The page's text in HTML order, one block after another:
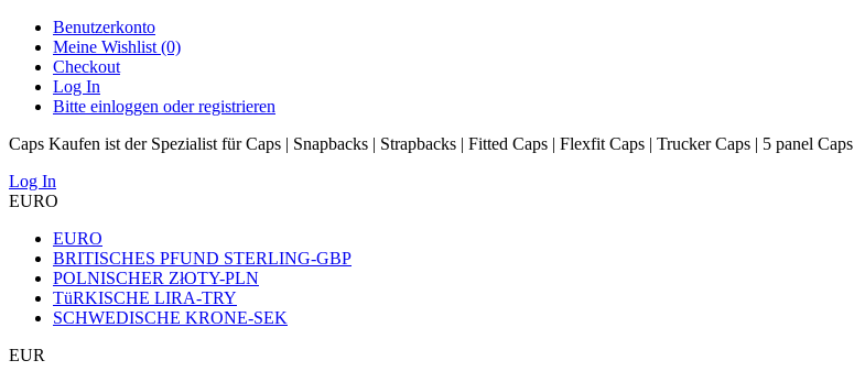
Benutzerkonto
Meine Wishlist (0)
Checkout
Log In
Bitte einloggen oder registrieren
Caps Kaufen ist der Spezialist für Caps | Snapbacks | Strapbacks | Fitted Caps | Flexfit Caps | Trucker Caps | 5 panel Caps
Log In
EURO
EURO
BRITISCHES PFUND STERLING-GBP
POLNISCHER ZłOTY-PLN
TüRKISCHE LIRA-TRY
SCHWEDISCHE KRONE-SEK
EUR